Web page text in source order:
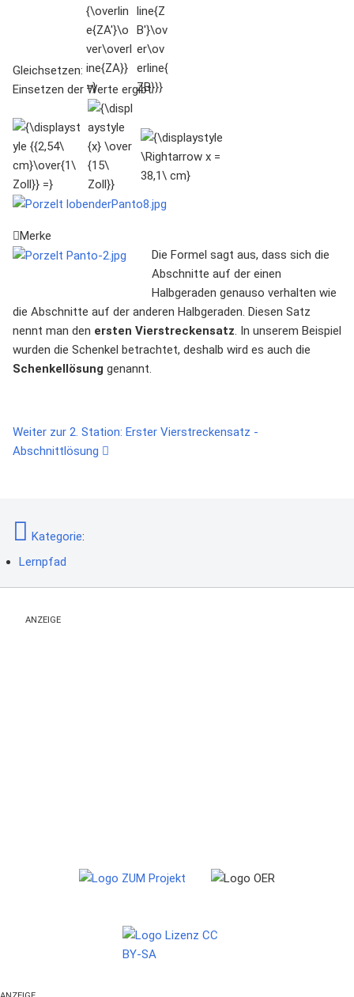
Gleichsetzen:
Einsetzen der Werte ergibt:
{{2,54\
cm}\over{1\
Zoll}} =}
{\displaystyle
{x} \over {15\
Zoll}}
\Rightarrow
x = 38,1\ cm}
Merke
Die Formel sagt aus, dass sich die
Abschnitte auf der einen
Halbgeraden genauso verhalten wie
die Abschnitte auf der anderen Halbgeraden. Diesen Satz
nennt man den ersten Vierstreckensatz. In unserem Beispiel
wurden die Schenkel betrachtet, deshalb wird es auch die
Schenkellösung genannt.
Weiter zur 2. Station: Erster Vierstreckensatz -
Abschnittlösung
Kategorie:
Lernpfad
ANZEIGE